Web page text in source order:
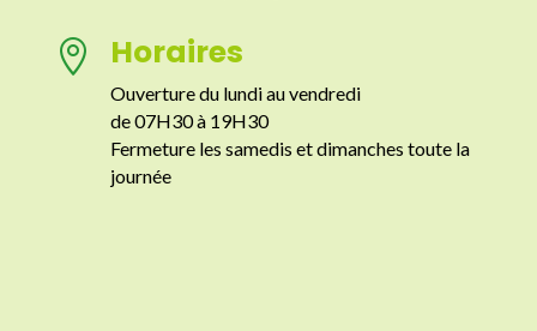
 Horaires
Ouverture du lundi au vendredi
de 07H30 à 19H30
Fermeture les samedis et dimanches toute la
journée